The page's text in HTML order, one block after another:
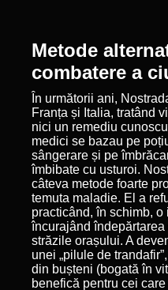
Metode
combatere a
În următorii ani,
Franța și Italia, tratând
nici un remediu
medici se bazau pe
sângerare și pe
îmbibate cu usturoi.
câteva metode foarte
temuta maladie. El a
practicând, în schimb,
încurajând
străzile orașului. A
unei „pilule de
din bușteni (bogată în
benefică pentru cei